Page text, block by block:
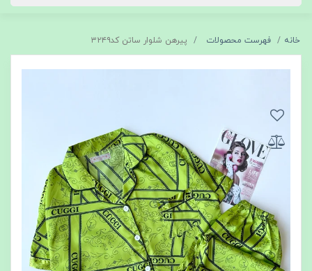
خانه فهرست محصولات پیرهن شلوار ساتن کد۳۲۴۹